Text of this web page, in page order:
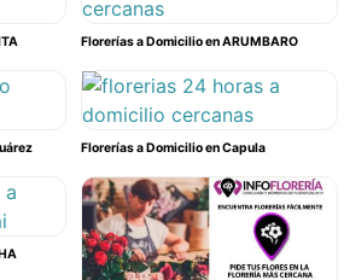
Florerías a Domicilio en ARUMBARO
Florerías a Domicilio en Capula